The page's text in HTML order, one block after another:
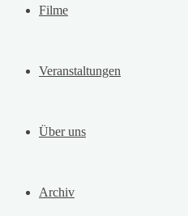
Filme
Veranstaltungen
Über uns
Archiv